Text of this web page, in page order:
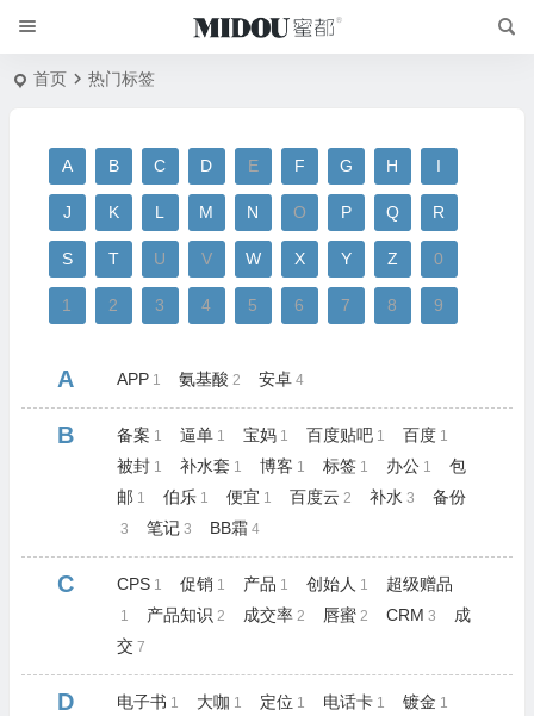
首页 热门标签
A B C D E F G H I
J K L M N O P Q R
S T U V W X Y Z 0
1 2 3 4 5 6 7 8 9
A APP 1 氨基酸 2 安卓 4
B 备案 1 逼单 1 宝妈 1 百度贴吧 1 百度 1
被封 1 补水套 1 博客 1 标签 1 办公 1
包
邮 1 伯乐 1 便宜 1 百度云 2 补水 3 备份
3 笔记 3 BB霜 4
C CPS 1 促销 1 产品 1 创始人 1 超级赠品
1 产品知识 2 成交率 2 唇蜜 2 CRM 3
成
交 7
D 电子书 1 大咖 1 定位 1 电话卡 1 镀金 1